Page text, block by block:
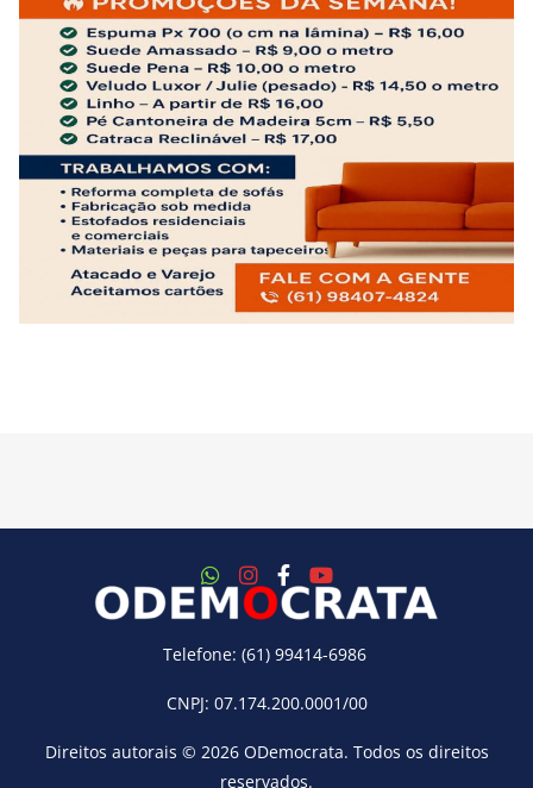
Telefone: (61) 99414-6986
CNPJ: 07.174.200.0001/00
Direitos autorais © 2026 ODemocrata. Todos os direitos
reservados.